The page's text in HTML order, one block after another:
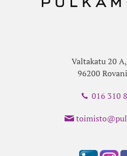
Valtakatu 20
96200
016 310